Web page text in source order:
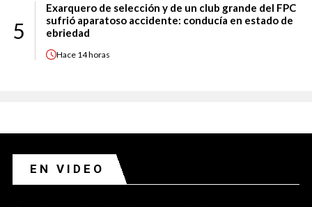
5
Exarquero de selección y de un club grande del FPC
sufrió aparatoso accidente: conducía en estado de
ebriedad
Hace 14 horas
EN VIDEO